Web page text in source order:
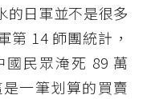
的日軍並不是很多
14 師團統計，
民眾淹死 89 萬
一筆划算的買賣